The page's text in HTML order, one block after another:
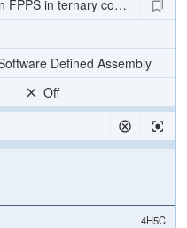
FPPS in ternary complex with
Defined Assembly
Off
4H5C